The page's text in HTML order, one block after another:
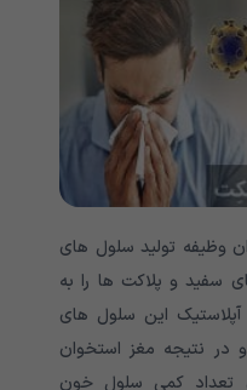
وظیفه تولید سلول های
سفید و پلاکت ها را به
این سلول های
در نتیجه مغز استخوان
تعداد کمی سلول خون